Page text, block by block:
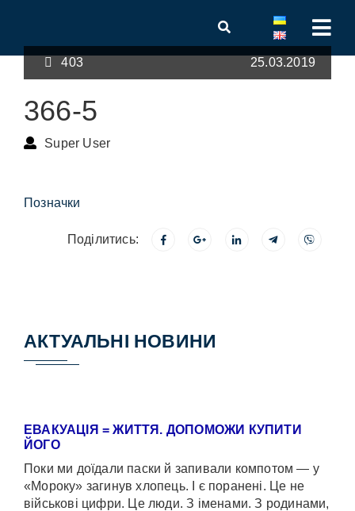
403 25.03.2019
366-5
Super User
Позначки
Поділитись:
АКТУАЛЬНІ НОВИНИ
ЕВАКУАЦІЯ = ЖИТТЯ. ДОПОМОЖИ КУПИТИ
ЙОГО
Поки ми доїдали паски й запивали компотом — у
«Мороку» загинув хлопець. І є поранені. Це не
військові цифри. Це люди. З іменами. З родинами,